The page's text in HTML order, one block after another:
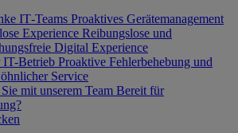
IT‐Teams Proaktives Gerätemanagement
Experience Reibungslose und
Digital Experience
IT-Betrieb Proaktive Fehlerbehebung und
Service
mit unserem Team Bereit für